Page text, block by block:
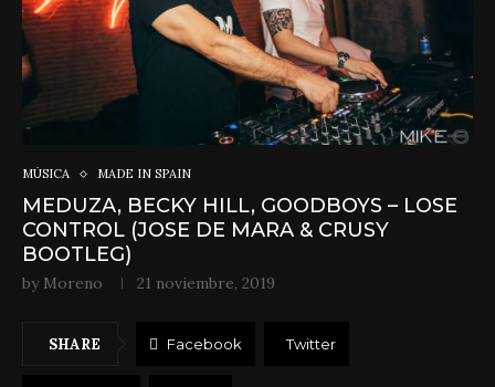
MÚSICA MADE IN SPAIN
MEDUZA, BECKY HILL, GOODBOYS – LOSE
CONTROL (JOSE DE MARA & CRUSY
BOOTLEG)
by Moreno 21 noviembre, 2019
SHARE Facebook Twitter